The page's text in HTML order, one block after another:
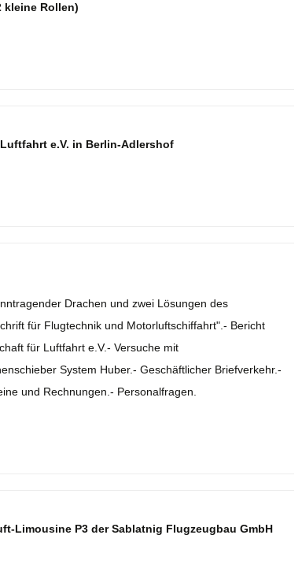
kleine Rollen)
e.V. in Berlin-Adlershof
Drachen und zwei Lösungen des
für Flugtechnik und Motorluftschiffahrt".- Bericht
für Luftfahrt e.V.- Versuche mit
System Huber.- Geschäftlicher Briefverkehr.-
und Rechnungen.- Personalfragen.
Limousine P3 der Sablatnig Flugzeugbau GmbH